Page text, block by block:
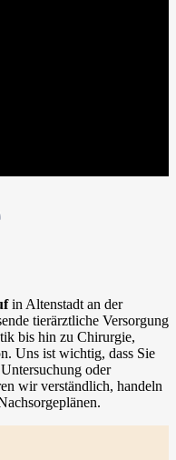
in Altenstadt an der
tierärztliche Versorgung
bis hin zu Chirurgie,
Uns ist wichtig, dass Sie
oder
wir verständlich, handeln